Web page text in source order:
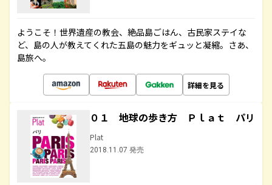
ようこそ！世界遺産の教会、絶品島ごはん、古民家ステイな
ど、島の人が教えてくれた五島の魅力をギュッと凝縮。さあ、
島旅へ。
詳細を見る
０１ 地球の歩き方 Ｐｌａｔ パリ
Plat
2018.11.07 発売